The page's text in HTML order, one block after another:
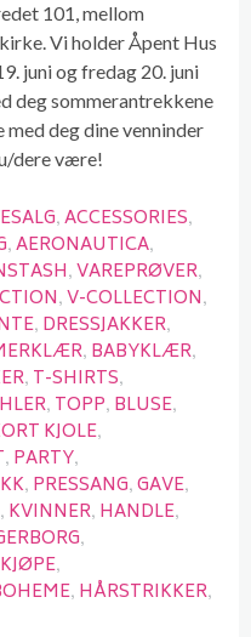
101, mellom
Vi holder Åpent Hus
juni og fredag 20. juni
deg sommerantrekkene
deg dine venninder
dere være!
ACCESSORIES
AERONAUTICA
VAREPRØVER
V-COLLECTION
DRESSJAKKER
BABYKLÆR
T-SHIRTS
TOPP BLUSE
KJOLE
PARTY
PRESSANG GAVE
KVINNER HANDLE
KJØPE
HÅRSTRIKKER